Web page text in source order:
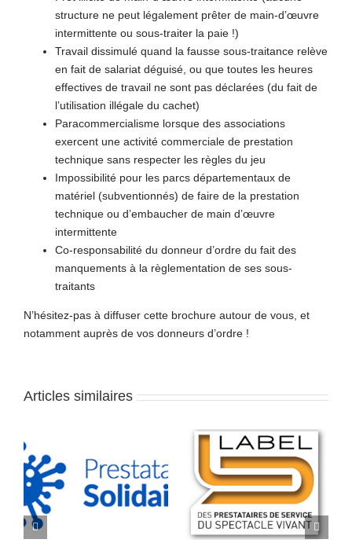
structure ne peut légalement prêter de main-d’œuvre
intermittente ou sous-traiter la paie !)
Travail dissimulé quand la fausse sous-traitance relève
en fait de salariat déguisé, ou que toutes les heures
effectives de travail ne sont pas déclarées (du fait de
l’utilisation illégale du cachet)
Paracommercialisme lorsque des associations
exercent une activité commerciale de prestation
technique sans respecter les règles du jeu
Impossibilité pour les parcs départementaux de
matériel (subventionnés) de faire de la prestation
technique ou d’embaucher de main d’œuvre
intermittente
Co-responsabilité du donneur d’ordre du fait des
manquements à la règlementation de ses sous-
traitants
N’hésitez-pas à diffuser cette brochure autour de vous, et
notamment auprès de vos donneurs d’ordre !
Articles similaires